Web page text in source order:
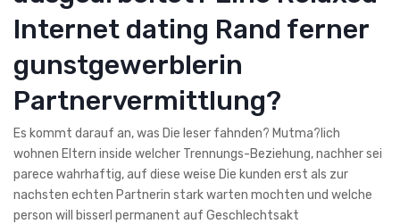
Internet dating Rand ferner
gunstgewerblerin
Partnervermittlung?
Es kommt darauf an, was Die leser fahnden? Mutma?lich
wohnen Eltern inside welcher Trennungs-Beziehung, nachher sei
parece wahrhaftig, auf diese weise Die kunden erst als zur
nachsten echten Partnerin stark warten mochten und welche
person will bisserl permanent auf Geschlechtsakt